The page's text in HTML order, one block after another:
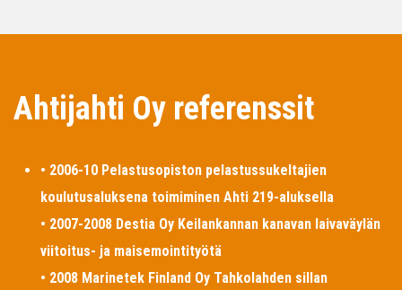
Ahtijahti Oy referenssit
• 2006-10 Pelastusopiston pelastussukeltajien
koulutusaluksena toimiminen Ahti 219-aluksella
• 2007-2008 Destia Oy Keilankannan kanavan laivaväylän
viitoitus- ja maisemointityötä
• 2008 Marinetek Finland Oy Tahkolahden sillan